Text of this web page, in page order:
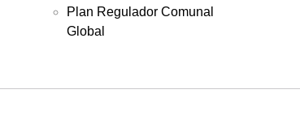
Plan Regulador Comunal
Global